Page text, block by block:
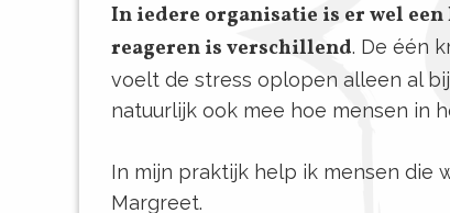
In iedere organisatie is er wel
reageren is verschillend. De één
voelt de stress oplopen alleen al
natuurlijk ook mee hoe mensen in
In mijn praktijk help ik mensen die
Margreet.